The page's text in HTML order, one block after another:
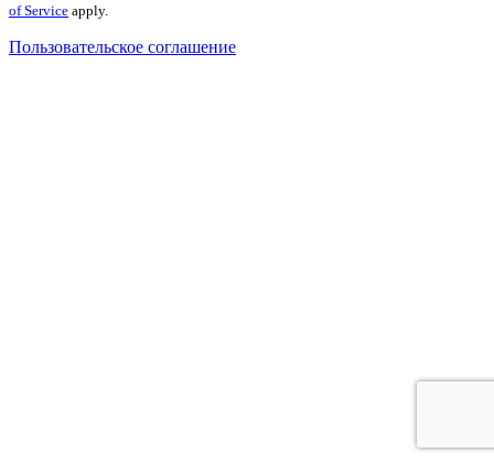
of Service apply.
Пользовательское соглашение